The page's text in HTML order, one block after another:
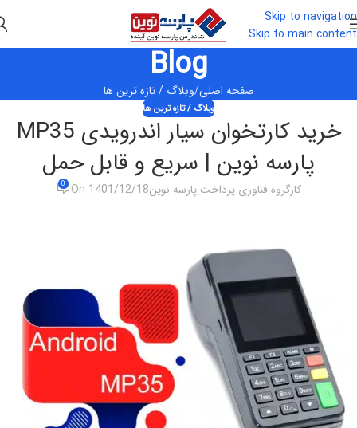
Skip to navigation
Skip to main content
Blog
صفحه اصلی وبلاگ / تازه ترین ها
وبلاگ / تازه ترین ها
خرید کارتخوان سیار اندرویدی MP35
پارسه نوین | سریع و قابل حمل
کارگروه فناوری پرداخت پارسه نوینOn 1401/12/18
0